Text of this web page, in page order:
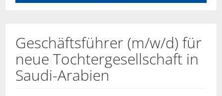
Geschäftsführer (m/w/d) für
neue Tochtergesellschaft in
Saudi-Arabien